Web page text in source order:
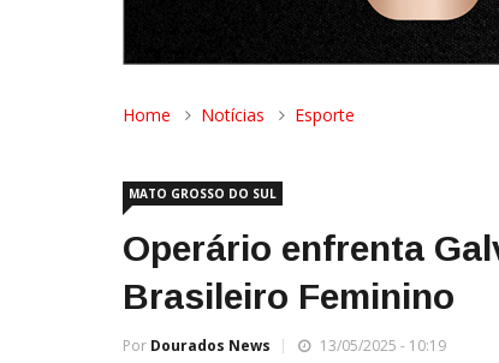
Home Notícias Esporte
MATO GROSSO DO SUL
Operário enfrenta
Brasileiro Feminino
Por Dourados News 13/05/2025 - 10:19